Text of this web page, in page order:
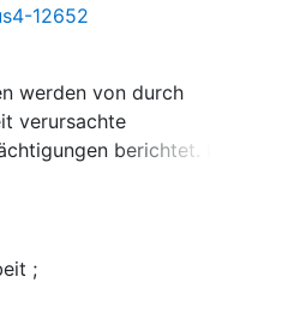
12652
werden von durch
verursachte
berichtet. Im
Anhand der
2006 wird im
Wirkung von zahlreichen
;